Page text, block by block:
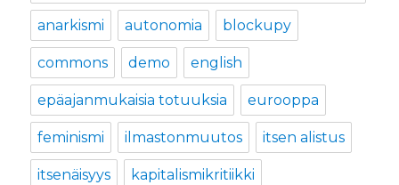
anarkismi autonomia blockupy
commons demo english
epäajanmukaisia totuuksia eurooppa
feminismi ilmastonmuutos itsen alistus
itsenäisyys kapitalismikritiikki